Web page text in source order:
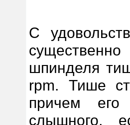
С
шпинделя
rpm. Тише
причем
слышного,